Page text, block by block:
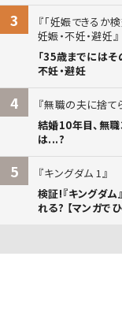
3
「妊娠できるか
妊娠・不妊・避妊
「35歳までには
不妊・避妊
4
無職の夫に捨て
結婚10年目、無職
は...?
5
キングダム 1
検証!『キングダ
れる? 【マンガで